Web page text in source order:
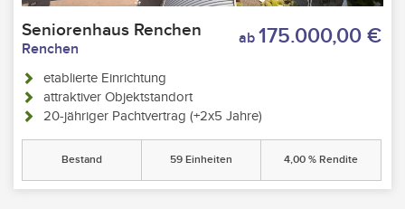
ab 175.000,00 €
Seniorenhaus Renchen
Renchen
etablierte Einrichtung
attraktiver Objektstandort
20-jähriger Pachtvertrag (+2x5 Jahre)
Bestand 59 Einheiten 4,00 % Rendite